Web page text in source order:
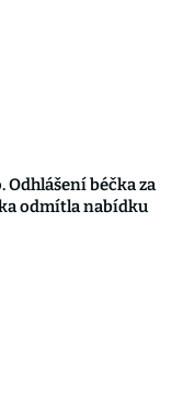
Odhlášení béčka za
odmítla nabídku